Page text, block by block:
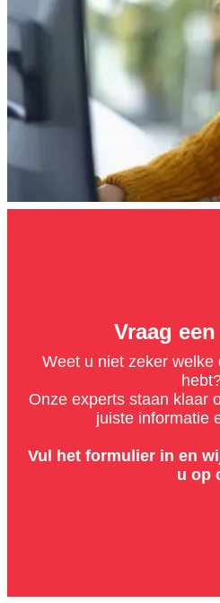
Vraag
Weet u niet zeker welke
Onze experts staan klaar
juiste informatie
Vul het formulier in en
u op